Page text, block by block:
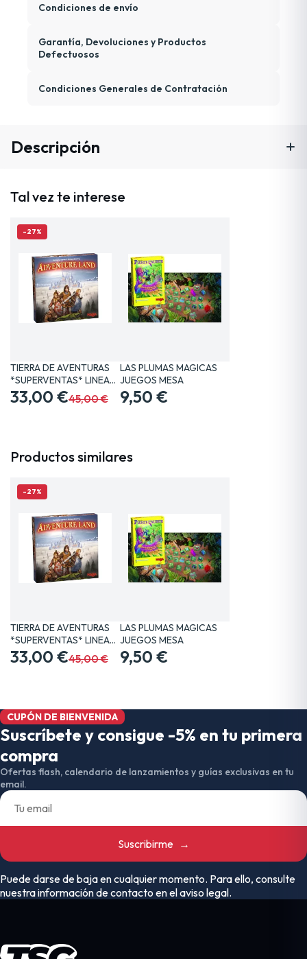
Condiciones de envío
Garantía, Devoluciones y Productos
Defectuosos
Condiciones Generales de Contratación
Descripción
Tal vez te interese
-27%
TIERRA DE AVENTURAS
*SUPERVENTAS* LINEA…
33,00 €45,00 €
LAS PLUMAS MAGICAS
JUEGOS MESA
9,50 €
Productos similares
-27%
TIERRA DE AVENTURAS
*SUPERVENTAS* LINEA…
33,00 €45,00 €
LAS PLUMAS MAGICAS
JUEGOS MESA
9,50 €
CUPÓN DE BIENVENIDA
Suscríbete y consigue -5% en tu primera
compra
Ofertas flash, calendario de lanzamientos y guías exclusivas en tu
email.
Suscribirme →
Puede darse de baja en cualquier momento. Para ello, consulte
nuestra información de contacto en el aviso legal.